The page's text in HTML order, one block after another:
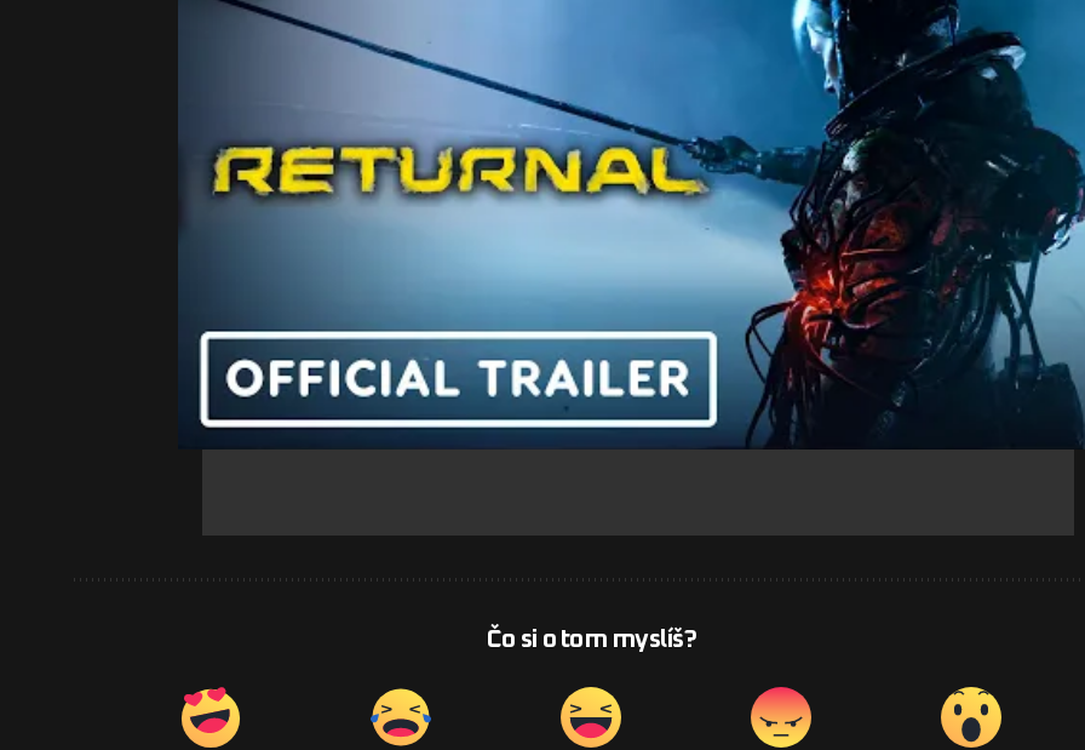
„Teraz môžeme dokázať, že nie sme len štúdio Resogun. Môžeme pracovať na najrôznejších
veciach a z nášho pohľadu to znamená vytvárať stále väčšie a väčšie zážitky. Samozrejme
milujeme arkády a milujeme malé hry. Kto vie? Možno ich za 26 rokov budeme znovu vyvíjať.
To však bude závisieť na tom, ako úspešne sa nám podarí naviazať na skúsenosti, ktoré sme
získali pri vývoji Returnal,“uzavrel marketingový riaditeľ Housemarque, Mikael Haveri.
- Reklama -
Čo si o tom myslíš?